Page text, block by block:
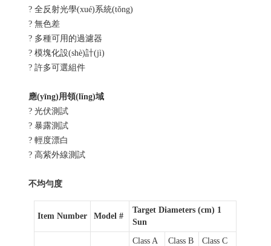
? 全反射光學(xué)系統(tǒng)
? 無色差
? 多種可用的過濾器
? 模塊化設(shè)計(jì)
? 許多可選組件
應(yīng)用領(lǐng)域
? 光伏測試
? 暴露測試
? 輕度漂白
? 高紫外線測試
不均勻度
Item Number Model #
Target Diameters (cm) 1
Sun
Class A Class B Class C